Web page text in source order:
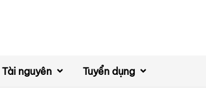
Tài nguyên Tuyển dụng